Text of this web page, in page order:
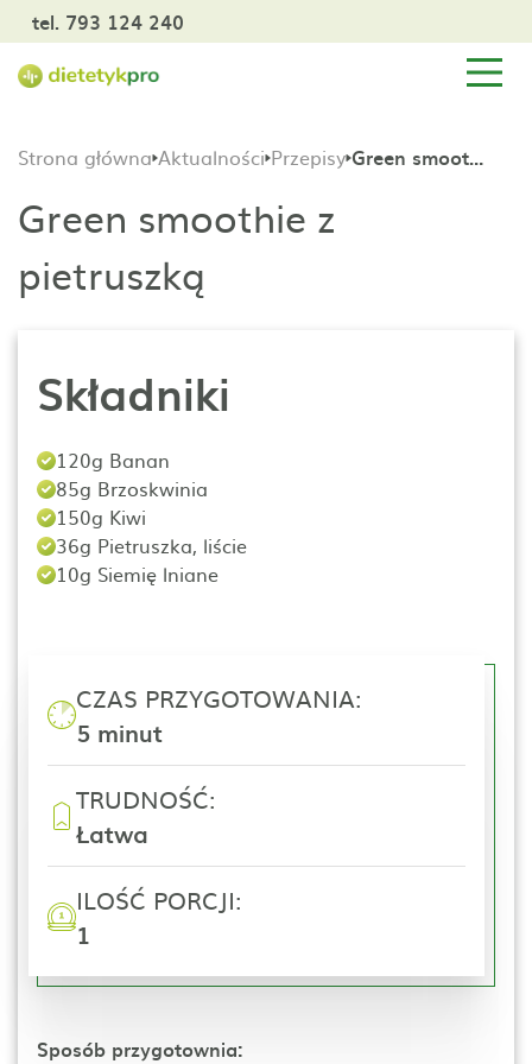
tel. 793 124 240
Strona główna Aktualności Przepisy Green smoothie z pietruszką
Green smoothie z
pietruszką
Składniki
120g Banan
85g Brzoskwinia
150g Kiwi
36g Pietruszka, liście
10g Siemię lniane
CZAS PRZYGOTOWANIA:
5 minut
TRUDNOŚĆ:
Łatwa
ILOŚĆ PORCJI:
1
Sposób przygotownia: